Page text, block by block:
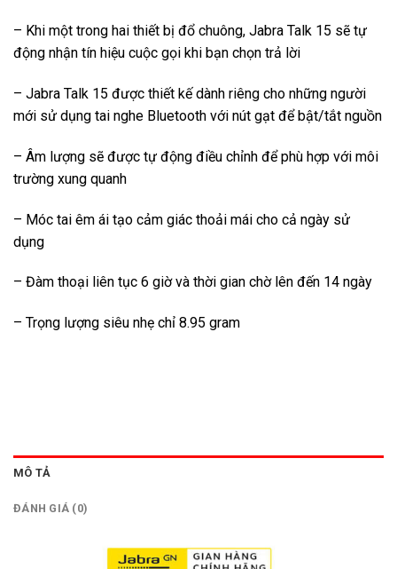
– Khi một trong hai thiết bị đổ chuông, Jabra Talk 15 sẽ tự
động nhận tín hiệu cuộc gọi khi bạn chọn trả lời
– Jabra Talk 15 được thiết kế dành riêng cho những người
mới sử dụng tai nghe Bluetooth với nút gạt để bật/tắt nguồn
– Âm lượng sẽ được tự động điều chỉnh để phù hợp với môi
trường xung quanh
– Móc tai êm ái tạo cảm giác thoải mái cho cả ngày sử
dụng
– Đàm thoại liên tục 6 giờ và thời gian chờ lên đến 14 ngày
– Trọng lượng siêu nhẹ chỉ 8.95 gram
MÔ TẢ
ĐÁNH GIÁ (0)